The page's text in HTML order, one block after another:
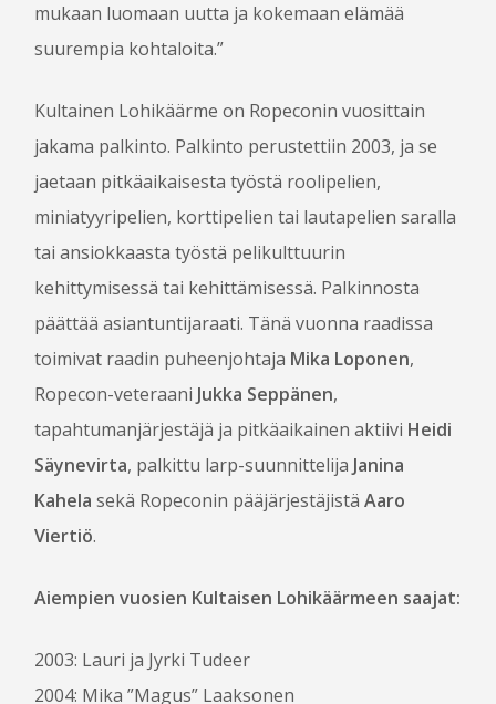
mukaan luomaan uutta ja kokemaan elämää
suurempia kohtaloita.”
Kultainen Lohikäärme on Ropeconin vuosittain
jakama palkinto. Palkinto perustettiin 2003, ja se
jaetaan pitkäaikaisesta työstä roolipelien,
miniatyyripelien, korttipelien tai lautapelien saralla
tai ansiokkaasta työstä pelikulttuurin
kehittymisessä tai kehittämisessä. Palkinnosta
päättää asiantuntijaraati. Tänä vuonna raadissa
toimivat raadin puheenjohtaja Mika Loponen,
Ropecon-veteraani Jukka Seppänen,
tapahtumanjärjestäjä ja pitkäaikainen aktiivi Heidi
Säynevirta, palkittu larp-suunnittelija Janina
Kahela sekä Ropeconin pääjärjestäjistä Aaro
Viertiö.
Aiempien vuosien Kultaisen Lohikäärmeen saajat:
2003: Lauri ja Jyrki Tudeer
2004: Mika ”Magus” Laaksonen